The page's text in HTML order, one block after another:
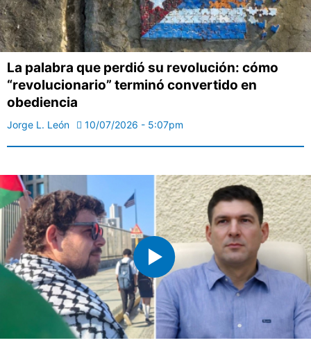
La palabra que perdió su revolución: cómo
“revolucionario” terminó convertido en
obediencia
Jorge L. León 10/07/2026 - 5:07pm